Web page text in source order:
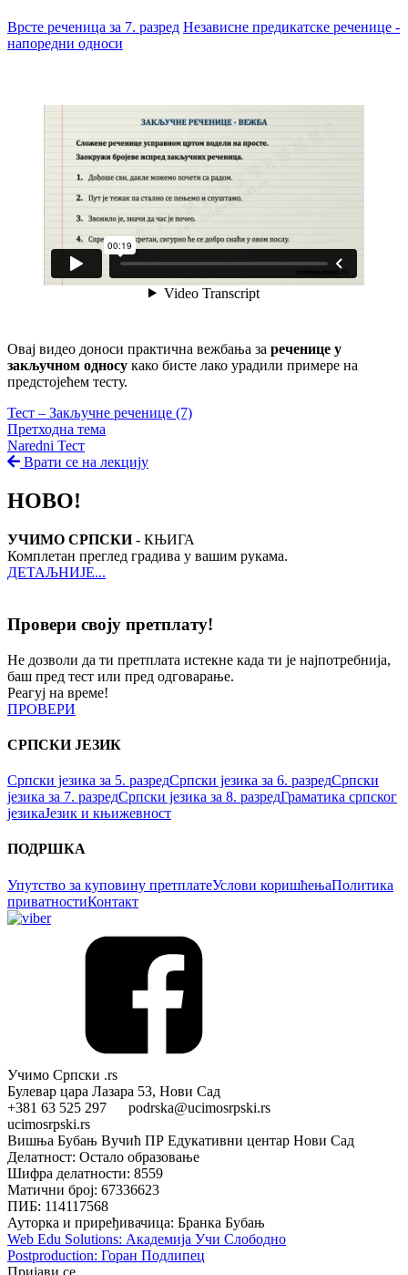
Врсте реченица за 7. разред Независне предикатске реченице -
напоредни односи
Овај видео доноси практична вежбања за реченице у
закључном односу како бисте лако урадили примере на
предстојећем тесту.
Тест – Закључне реченице (7)
Претходна тема
Naredni Тест
Врати се на лекцију
НОВО!
УЧИМО СРПСКИ- КЊИГА
Комплетан преглед градива у вашим рукама.
ДЕТАЉНИЈЕ...
Провери своју претплату!
Не дозволи да ти претплата истекне када ти је најпотребнија,
баш пред тест или пред одговарање.
Реагуј на време!
ПРОВЕРИ
СРПСКИ ЈЕЗИК
Српски језика за 5. разредСрпски језика за 6. разредСрпски
језика за 7. разредСрпски језика за 8. разредГраматика српског
језикаЈезик и књижевност
ПОДРШКА
Упутство за куповину претплатеУслови коришћењаПолитика
приватностиКонтакт
Учимо Српски .rs
Булевар цара Лазара 53, Нови Сад
+381 63 525 297 podrska@ucimosrpski.rs
ucimosrpski.rs
Вишња Бубањ Вучић ПР Едукативни центар Нови Сад
Делатност: Остало образовање
Шифра делатности: 8559
Матични број: 67336623
ПИБ: 114117568
Ауторка и приређивачица: Бранка Бубањ
Web Edu Solutions: Академија Учи Слободно
Postproduction: Горан Подлипец
Пријави се